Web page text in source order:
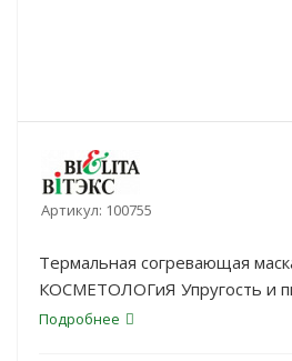
Артикул: 100755
Термальная согревающая
КОСМЕТОЛОГиЯ Упругость и
Подробнее